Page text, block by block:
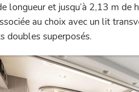
longueur et jusqu’à 2,13 m de
au choix avec un lit
doubles superposés.